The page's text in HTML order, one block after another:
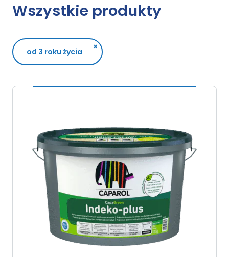
Wszystkie produkty
od 3 roku życia ×